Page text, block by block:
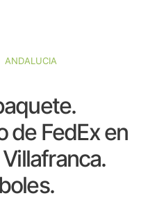
ANDALUCIA
de FedEx en